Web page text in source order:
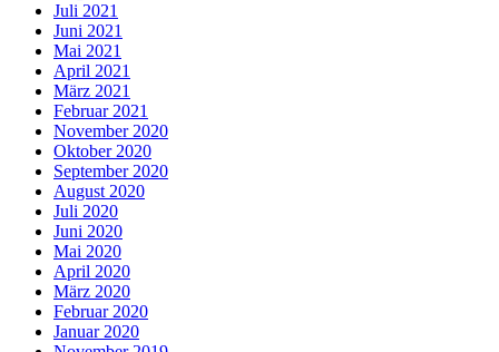
Juli 2021
Juni 2021
Mai 2021
April 2021
März 2021
Februar 2021
November 2020
Oktober 2020
September 2020
August 2020
Juli 2020
Juni 2020
Mai 2020
April 2020
März 2020
Februar 2020
Januar 2020